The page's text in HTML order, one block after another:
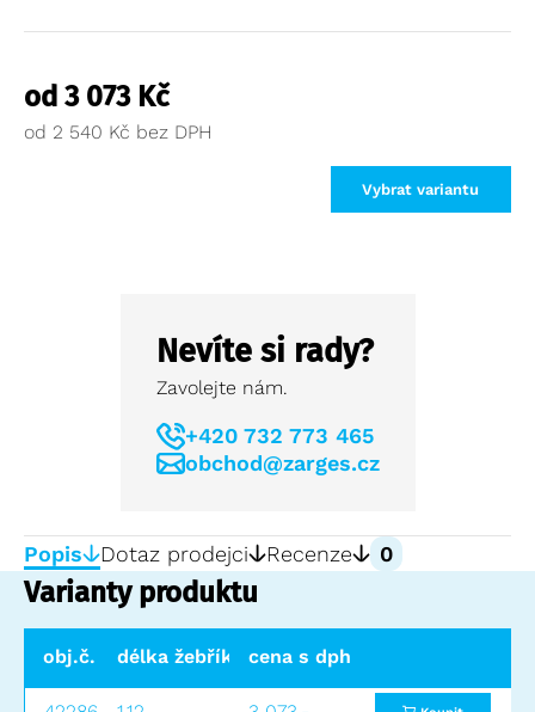
od 3 073 Kč
od 2 540 Kč
Vybrat variantu
Nevíte si rady?
Zavolejte nám.
+420 732 773 465
obchod@zarges.cz
Popis Dotaz prodejci Recenze 0
Varianty produktu
obj.č. délka žebříku (m) materiál
cena s dph